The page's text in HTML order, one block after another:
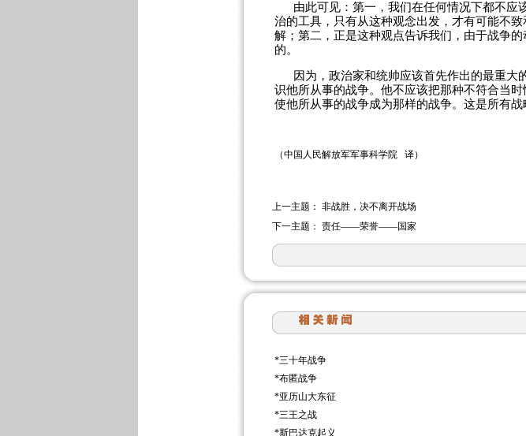
由此可见：第一，我们在任何情况下都不应
治的工具，只有从这种观念出发，才有可能不
解；第二，正是这种观点告诉我们，由于战争
的。
因为，政治家和统帅应该首先作出的最重大
识他所从事的战争。他不应该把那种不符合当
使他所从事的战争成为那样的战争。这是所有战
（中国人民解放军军事科学院 译）
上一主题： 非战胜，决不离开战场
下一主题： 责任——荣誉——国家
*三十年战争
*布匿战争
*亚历山大东征
*三王之战
*斯巴达克起义